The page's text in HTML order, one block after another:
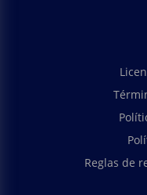
Reglas de